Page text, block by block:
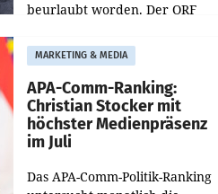
beurlaubt worden. Der ORF
entsprechende
Medienberichte.
MARKETING & MEDIA
APA-Comm-Ranking:
Christian Stocker mit
höchster Medienpräsenz
im Juli
Das APA-Comm-Politik-Ranking